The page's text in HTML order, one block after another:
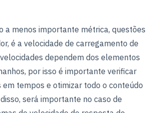
a menos importante métrica, questões
é a velocidade de carregamento de
dependem dos elementos
por isso é importante verificar
em tempos e otimizar todo o conteúdo
será importante no caso de